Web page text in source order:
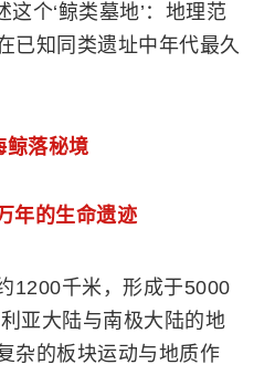
这个‘鲸类墓地’：地理范
已知同类遗址中年代最久
鲸落秘境
年的生命遗迹
1200千米，形成于5000
亚大陆与南极大陆的地
杂的板块运动与地质作